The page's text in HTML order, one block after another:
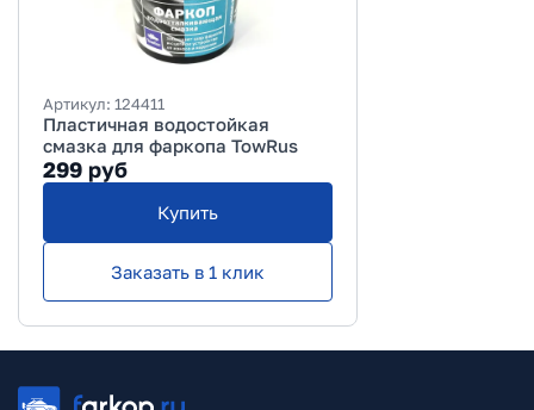
Артикул: 124411
Пластичная водостойкая
смазка для фаркопа TowRus
299 руб
Купить
Заказать в 1 клик